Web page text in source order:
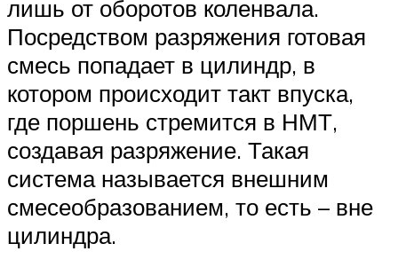
лишь от оборотов коленвала.
Посредством разряжения готовая
смесь попадает в цилиндр, в
котором происходит такт впуска,
где поршень стремится в НМТ,
создавая разряжение. Такая
система называется внешним
смесеобразованием, то есть – вне
цилиндра.